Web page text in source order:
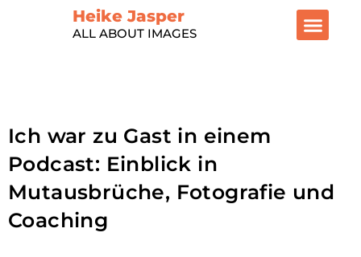
Heike Jasper
ALL ABOUT IMAGES
Ich war zu Gast in einem
Podcast: Einblick in
Mutausbrüche, Fotografie und
Coaching